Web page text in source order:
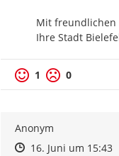
Mit freundlichen
Ihre Stadt
1 0
Anonym
Zeitpunkt des
Zeitpunkt des
16. Juni um 15:43